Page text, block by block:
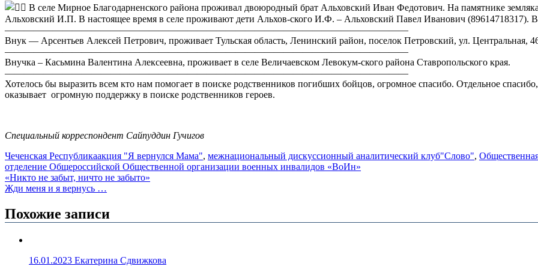
В селе Мирное Благодарненского района проживал двоюродный брат Альховский Иван Федотович. На памятнике
Альховский И.П. В настоящее время в селе проживают дети Альхов-ского И.Ф. – Альховский Павел Иванович (89614718317).
——————————————————————————————————————————
Внук — Арсентьев Алексей Петрович, проживает Тульская область, Ленинский район, поселок Петровский, ул. Центральная,
——————————————————————————————————————————
Внучка – Касьмина Валентина Алексеевна, проживает в селе Величаевском Левокум-ского района Ставропольского края.
——————————————————————————————————————————
Хотелось бы выразить всем кто нам помогает в поиске родственников погибших бойцов, огромное спасибо. Отдельное
оказывает огромную поддержку в поиске родственников героев.
Специальный корреспондент Сайпуддин Гучигов
Чеченская Республикаакция "Я вернулся Мама", межнациональный дискуссионный аналитический клуб"Слово",
отделение Общероссийской Общественной организации военных инвалидов «ВоИн»
Навигация
по
записям
«Никто не забыт, ничто не забыто»
Жди меня и я вернусь …
Похожие записи
16.01.2023 Екатерина Сдвижкова